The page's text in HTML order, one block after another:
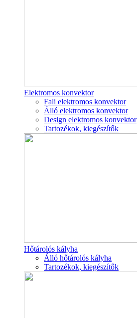
Elektromos konvektor
Fali elektromos konvektor
Álló elektromos konvektor
Design elektromos konvektor
Tartozékok, kiegészítők
Hőtárolós kályha
Álló hőtárolós kályha
Tartozékok, kiegészítők